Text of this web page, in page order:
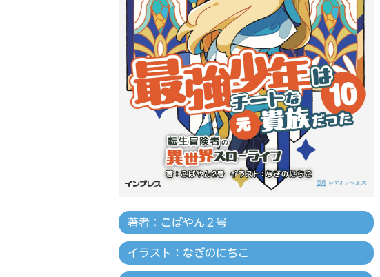
著者：こばやん２号
イラスト：なぎのにちこ